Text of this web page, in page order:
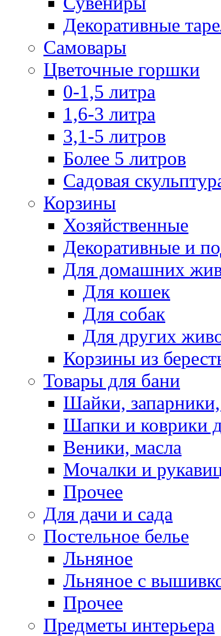
Декоративные
Самовары
Цветочные горшки
0-1,5 литра
1,6-3 литра
3,1-5 литров
Более 5 литров
Садовая
Корзины
Хозяйственные
Декоративные и
Для домашних
Для кошек
Для собак
Для других
Корзины из
Товары для бани
Шайки,
Шапки и коврики
Веники, масла
Мочалки и
Прочее
Для дачи и сада
Постельное белье
Льняное
Льняное с
Прочее
Предметы интерьера